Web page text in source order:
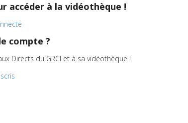
accéder à la vidéothèque !
compte ?
Directs du GRCI et à sa vidéothèque !